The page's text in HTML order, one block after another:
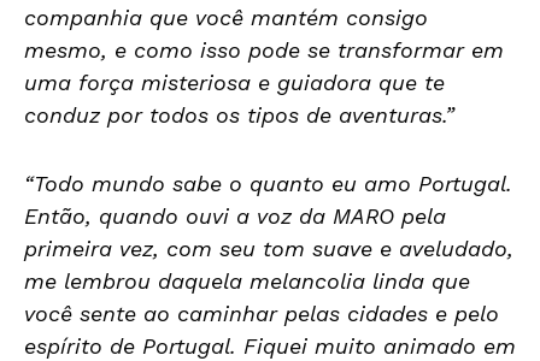
companhia que você mantém consigo
mesmo, e como isso pode se transformar em
uma força misteriosa e guiadora que te
conduz por todos os tipos de aventuras.”
“Todo mundo sabe o quanto eu amo Portugal.
Então, quando ouvi a voz da MARO pela
primeira vez, com seu tom suave e aveludado,
me lembrou daquela melancolia linda que
você sente ao caminhar pelas cidades e pelo
espírito de Portugal. Fiquei muito animado em